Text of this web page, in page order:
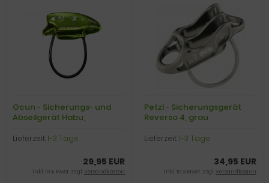
Ocun - Sicherungs- und
Abseilgerät Habu,
Lieferzeit:1-3 Tage
29,95 EUR
inkl. 19 % MwSt. zzgl.Versandkosten
Petzl - Sicherungsgerät
Reverso 4, grau
Lieferzeit:1-3 Tage
34,95 EUR
inkl. 19 % MwSt. zzgl.Versandkosten